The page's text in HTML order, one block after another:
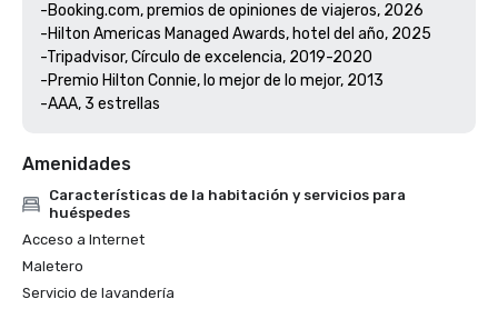
-Booking.com, premios de opiniones de viajeros, 2026
-Hilton Americas Managed Awards, hotel del año, 2025
-Tripadvisor, Círculo de excelencia, 2019-2020
-Premio Hilton Connie, lo mejor de lo mejor, 2013
Amenidades
Características de la habitación y servicios para
huéspedes
Acceso a Internet
Maletero
Servicio de lavandería